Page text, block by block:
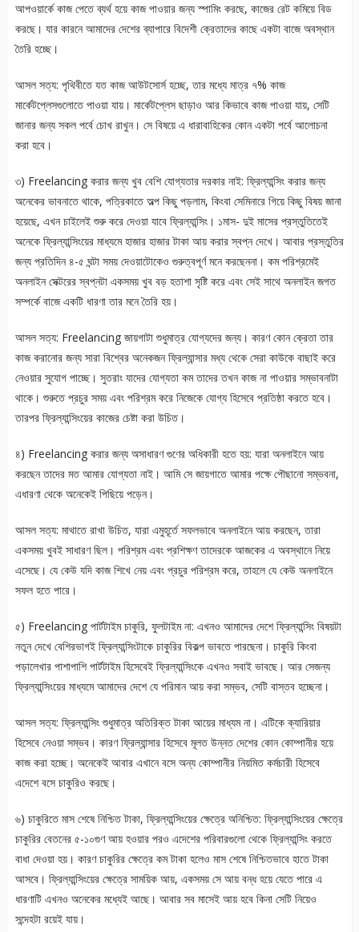
আপওয়ার্কে কাজ পেতে ব্যর্থ হয়ে কাজ পাওয়ার জন্য স্পামিং করছে, কাজের রেট কমিয়ে বিড
করছে। যার কারনে আমাদের দেশের ব্যাপারে বিদেশী ক্রেতাদের কাছে একটা বাজে অবস্থান
তৈরি হচ্ছে।
আসল সত্য: পৃথিবীতে যত কাজ আউটসোর্স হচ্ছে, তার মধ্যে মাত্র ৭% কাজ
মার্কেটপ্লেসগুলোতে পাওয়া যায়। মার্কেটপ্লেস ছাড়াও আর কিভাবে কাজ পাওয়া যায়, সেটি
জানার জন্য সকল পর্বে চোখ রাখুন। সে বিষয়ে এ ধারাবাহিকের কোন একটা পর্বে আলোচনা
করা হবে।
৩) Freelancing করার জন্য খুব বেশি যোগ্যতার দরকার নাই: ফ্রিল্যান্সিং করার জন্য
অনেকের ভাবনাতে থাকে, পত্রিকাতে অল্প কিছু পড়লাম, কিংবা সেমিনারে গিয়ে কিছু বিষয় জানা
হয়েছে, এখন চাইলেই শুরু করে দেওয়া যাবে ফ্রিল্যান্সিং। ১মাস- দুই মাসের প্রস্তুতিতেই
অনেকে ফ্রিল্যান্সিংয়ের মাধ্যমে হাজার হাজার টাকা আয় করার স্বপ্ন দেখে। আবার প্রস্তুতির
জন্য প্রতিদিন ৪-৫ ঘন্টা সময় দেওয়াটোকেও গুরুত্বপূর্ণ মনে করছেননা। কম পরিশ্রমেই
অনলাইন সেক্টরের স্বপ্নটা একসময় খুব বড় হতাশা সৃষ্টি করে এবং সেই সাথে অনলাইন জগত
সম্পর্কে বাজে একটি ধারণা তার মনে তৈরি হয়।
আসল সত্য: Freelancing জায়গাটা শুধুমাত্র যোগ্যদের জন্য। কারণ কোন ক্রেতা তার
কাজ করানোর জন্য সারা বিশ্বের অনেকজন ফ্রিল্যান্সার মধ্য থেকে সেরা কাউকে বাছাই করে
নেওয়ার সুযোগ পাচ্ছে। সুতরাং যাদের যোগ্যতা কম তাদের তখন কাজ না পাওয়ার সম্ভাবনাটা
থাকে। শুরুতে প্রচুর সময় এবং পরিশ্রম করে নিজেকে যোগ্য হিসেবে প্রতিষ্ঠা করতে হবে।
তারপর ফ্রিল্যান্সিংয়ের কাজের চেষ্টা করা উচিত।
৪) Freelancing করার জন্য অসাধারণ গুণের অধিকারী হতে হয়: যারা অনলাইনে আয়
করছেন তাদের মত আমার যোগ্যতা নাই। আমি সে জায়গাতে আমার পক্ষে পৌছানো সম্ভবনা,
এধারণা থেকে অনেকেই পিছিয়ে পড়েন।
আসল সত্য: মাথাতে রাখা উচিত, যারা এমুহূর্তে সফলভাবে অনলাইনে আয় করছেন, তারা
একসময় খুবই সাধারণ ছিল। পরিশ্রম এবং প্রশিক্ষণ তাদেরকে আজকের এ অবস্থানে নিয়ে
এসেছে। যে কেউ যদি কাজ শিখে নেয় এবং প্রচুর পরিশ্রম করে, তাহলে যে কেউ অনলাইনে
সফল হতে পারে।
৫) Freelancing পার্টটাইম চাকুরি, ফুলটাইম না: এখনও আমাদের দেশে ফ্রিল্যান্সিং বিষয়টা
নতুন দেখে বেশিরভাগই ফ্রিল্যান্সিংটাকে চাকুরির বিকল্প ভাবতে পারছেনা। চাকুরি কিংবা
পড়ালেখার পাশাপাশি পার্টটাইম হিসেবেই ফ্রিল্যান্সিংকে এখনও সবাই ভাবছে। আর সেজন্য
ফ্রিল্যান্সিংয়ের মাধ্যমে আমাদের দেশে যে পরিমান আয় করা সম্ভব, সেটি বাস্তব হচ্ছেনা।
আসল সত্য: ফ্রিল্যান্সিং শুধুমাত্র অতিরিক্ত টাকা আয়ের মাধ্যম না। এটিকে ক্যারিয়ার
হিসেবে নেওয়া সম্ভব। কারণ ফ্রিল্যান্সার হিসেবে মূলত উন্নত দেশের কোন কোম্পানীর হয়ে
কাজ করা হচ্ছে। অনেকেই আবার এখানে বসে অন্য কোম্পানীর নিয়মিত কর্মচারী হিসেবে
এদেশে বসে চাকুরিও করছে।
৬) চাকুরিতে মাস শেষে নিশ্চিত টাকা, ফ্রিল্যান্সিংয়ের ক্ষেত্রে অনিশ্চিত: ফ্রিল্যান্সিংয়ের ক্ষেত্রে
চাকুরির বেতনের ৫-১০গুণ আয় হওয়ার পরও এদেশের পরিবারগুলো থেকে ফ্রিল্যান্সিং করতে
বাধা দেওয়া হয়। কারণ চাকুরির ক্ষেত্রে কম টাকা হলেও মাস শেষে নিশ্চিতভাবে হাতে টাকা
আসবে। ফ্রিল্যান্সিংয়ের ক্ষেত্রে সাময়িক আয়, একসময় সে আয় বন্ধ হয়ে যেতে পারে এ
ধারণাটি এখনও অনেকের মধ্যেই আছে। আবার সব মাসেই আয় হবে কিনা সেটি নিয়েও
সন্দেহটা রয়েই যায়।